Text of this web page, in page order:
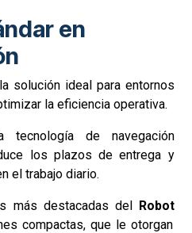
en
solución ideal para entornos
la eficiencia operativa.
tecnología de navegación
los plazos de entrega y
el trabajo diario.
más destacadas del Robot
compactas, que le otorgan